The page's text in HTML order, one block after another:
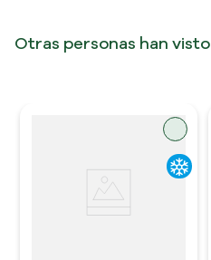
Otras personas han visto